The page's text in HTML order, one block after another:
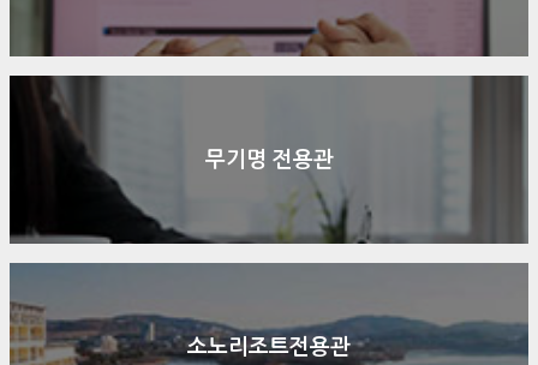
무기명 전용관
소노리조트전용관